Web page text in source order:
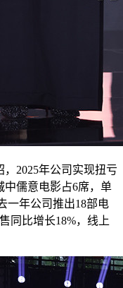
2025年公司实现扭亏
中儒意电影占6席，单
一年公司推出18部电
同比增长18%，线上